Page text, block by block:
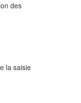
des
la saisie